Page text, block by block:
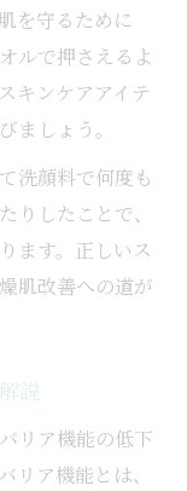
を守るために
ルで押さえるよ
キンケアアイテ
ましょう。
洗顔料で何度も
りしたことで、
ます。正しいス
肌改善への道が
説
リア機能の低下
リア機能とは、